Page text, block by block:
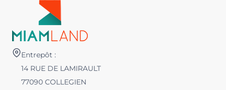
Entrepôt :
14 RUE DE LAMIRAULT
77090 COLLEGIEN